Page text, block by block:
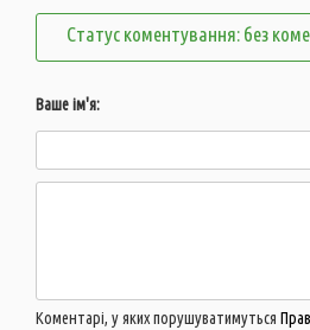
Статус коментування: без
Ваше ім'я:
Коментарі, у яких порушуватимуться